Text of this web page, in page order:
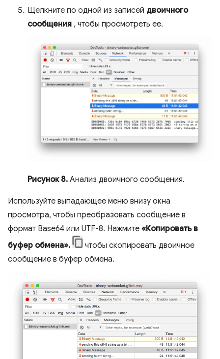
Щелкните по одной из записей двоичного
сообщения , чтобы просмотреть ее.
Рисунок 8. Анализ двоичного сообщения.
Используйте выпадающее меню внизу окна
просмотра, чтобы преобразовать сообщение в
формат Base64 или UTF-8. Нажмите «Копировать в
буфер обмена».
чтобы скопировать двоичное
сообщение в буфер обмена.